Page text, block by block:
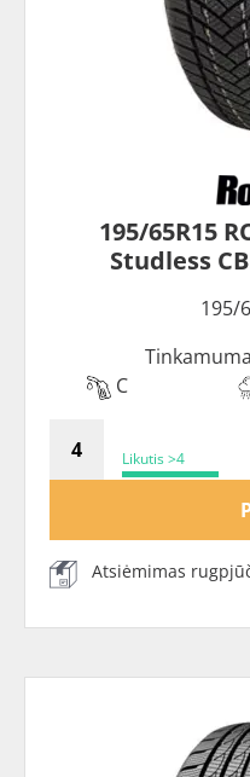
195/65R15
Studless
195/
C
Likutis >4
Atsiėmimas